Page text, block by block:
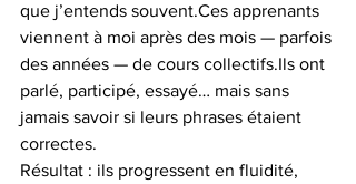
que j’entends souvent.Ces apprenants
viennent à moi après des mois — parfois
des années — de cours collectifs.Ils ont
parlé, participé, essayé… mais sans
jamais savoir si leurs phrases étaient
correctes.
Résultat : ils progressent en fluidité,